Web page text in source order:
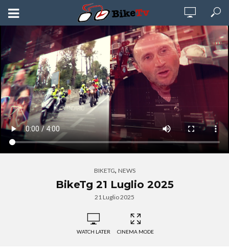
BIKETG, NEWS
BikeTg 21 Luglio 2025
21 Luglio 2025
WATCH LATER CINEMA MODE